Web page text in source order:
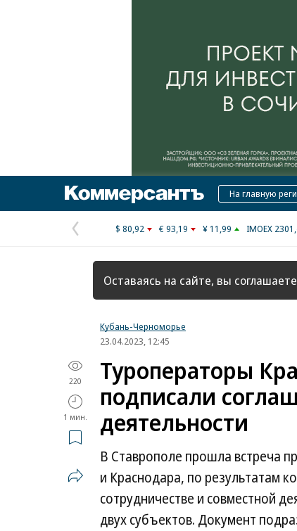
КоммерсантъНа главную
Предыдущая
страница
$ 80,92 € 93,19 ¥ 11,99 IMOEX
Оставаясь на сайте, вы
Кубань-Черноморье
23.04.2023, 12:45
220
1 мин.
Туроператоры
подписали
деятельности
В Ставрополе прошла встреча
и Краснодара, по результатам
сотрудничестве и совместной
двух субъектов. Документ